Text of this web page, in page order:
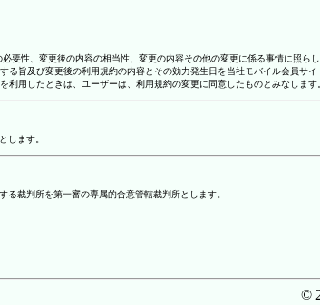
要性、変更後の内容の相当性、変更の内容その他の変更に係る事情に照ら
る旨及び変更後の利用規約の内容とその効力発生日を当社モバイル会員サイ
用したときは、ユーザーは、利用規約の変更に同意したものとみなします
します。
裁判所を第一審の専属的合意管轄裁判所とします。
©